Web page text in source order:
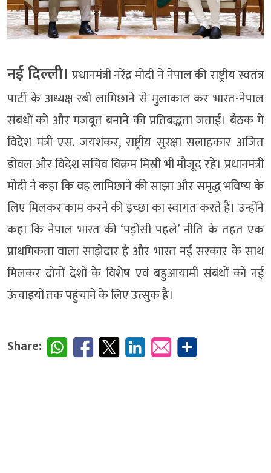
नई दिल्ली। प्रधानमंत्री नरेंद्र मोदी ने नेपाल की राष्ट्रीय स्वतंत्र
पार्टी के अध्यक्ष रबी लामिछाने से मुलाकात कर भारत-नेपाल
संबंधों को और मजबूत बनाने की प्रतिबद्धता जताई। बैठक में
विदेश मंत्री एस. जयशंकर, राष्ट्रीय सुरक्षा सलाहकार अजित
डोवल और विदेश सचिव विक्रम मिस्री भी मौजूद रहे। प्रधानमंत्री
मोदी ने कहा कि वह लामिछाने की साझा और समृद्ध भविष्य के
लिए मिलकर काम करने की इच्छा का स्वागत करते हैं। उन्होंने
कहा कि नेपाल भारत की ‘पड़ोसी पहले’ नीति के तहत एक
प्राथमिकता वाला साझेदार है और भारत नई सरकार के साथ
मिलकर दोनों देशों के विशेष एवं बहुआयामी संबंधों को नई
ऊंचाइयों तक पहुंचाने के लिए उत्सुक है।
Share: